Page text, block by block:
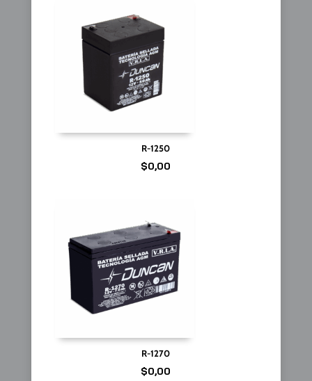
R-1250
$0,00
R-1270
$0,00